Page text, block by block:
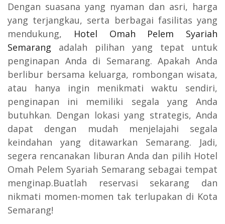
Dengan suasana yang nyaman dan asri, harga
yang terjangkau, serta berbagai fasilitas yang
mendukung, Hotel Omah Pelem Syariah
Semarang adalah pilihan yang tepat untuk
penginapan Anda di Semarang. Apakah Anda
berlibur bersama keluarga, rombongan wisata,
atau hanya ingin menikmati waktu sendiri,
penginapan ini memiliki segala yang Anda
butuhkan. Dengan lokasi yang strategis, Anda
dapat dengan mudah menjelajahi segala
keindahan yang ditawarkan Semarang. Jadi,
segera rencanakan liburan Anda dan pilih Hotel
Omah Pelem Syariah Semarang sebagai tempat
menginap.Buatlah reservasi sekarang dan
nikmati momen-momen tak terlupakan di Kota
Semarang!